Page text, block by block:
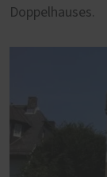
Doppelhauses.